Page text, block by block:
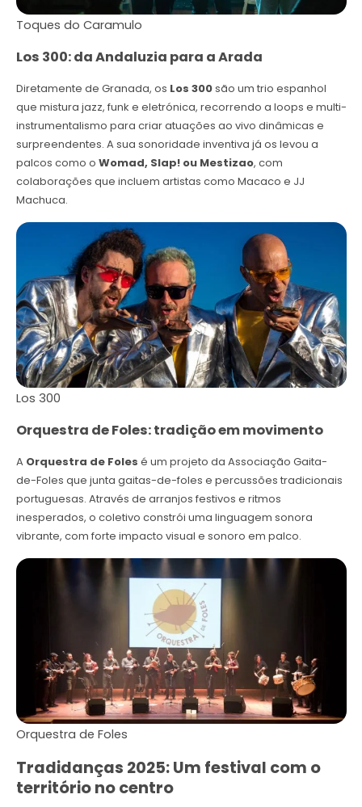
Toques do Caramulo
Los 300: da Andaluzia para a Arada
Diretamente de Granada, os Los 300são um trio espanhol
que mistura jazz, funk e eletrónica, recorrendo a loops e multi-
instrumentalismo para criar atuações ao vivo dinâmicas e
surpreendentes. A sua sonoridade inventiva já os levou a
palcos como o Womad, Slap! ou Mestizao, com
colaborações que incluem artistas como Macaco e JJ
Machuca.
Los 300
Orquestra de Foles: tradição em movimento
A Orquestra de Foles é um projeto da Associação Gaita-
de-Foles que junta gaitas-de-foles e percussões tradicionais
portuguesas. Através de arranjos festivos e ritmos
inesperados, o coletivo constrói uma linguagem sonora
vibrante, com forte impacto visual e sonoro em palco.
Orquestra de Foles
Tradidanças 2025: Um festival com o
território no centro